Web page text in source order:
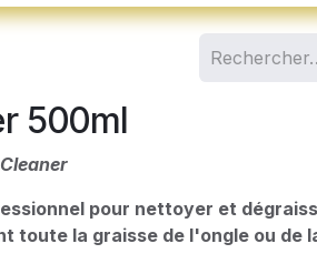
500ml
pour nettoyer et
toute la graisse de l'ongle ou de